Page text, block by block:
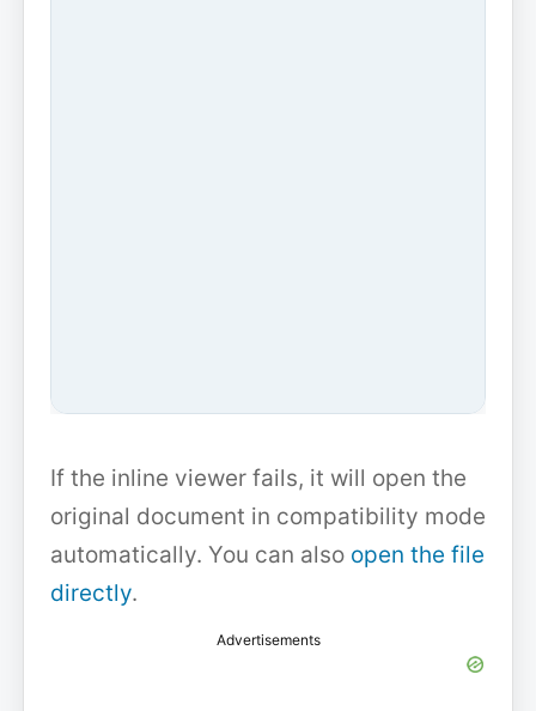
If the inline viewer fails, it will open the
original document in compatibility mode
automatically. You can also open the file
directly.
Advertisements